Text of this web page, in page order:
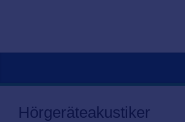
Hörgeräteakustiker